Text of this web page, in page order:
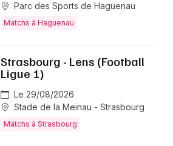
Parc des Sports de Haguenau
Matchs à Haguenau
Strasbourg - Lens (Football
Ligue 1)
Le 29/08/2026
Stade de la Meinau - Strasbourg
Matchs à Strasbourg